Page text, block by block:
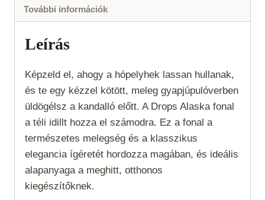
További információk
Leírás
Képzeld el, ahogy a hópelyhek lassan hullanak,
és te egy kézzel kötött, meleg gyapjúpulóverben
üldögélsz a kandalló előtt. A Drops Alaska fonal
a téli idillt hozza el számodra. Ez a fonal a
természetes melegség és a klasszikus
elegancia ígéretét hordozza magában, és ideális
alapanyaga a meghitt, otthonos
kiegészítőknek.